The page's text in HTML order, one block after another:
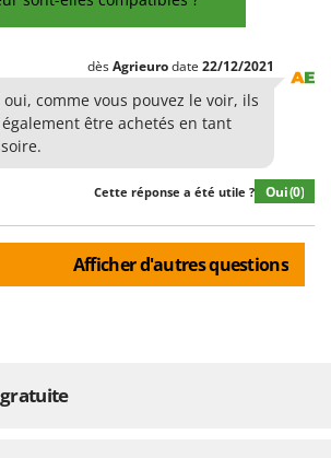
dèsAgrieurodate 22/12/2021
comme vous pouvez le voir, ils
être achetés en tant
Cette réponse a été utile ? Oui(0)
Afficher d'autres questions